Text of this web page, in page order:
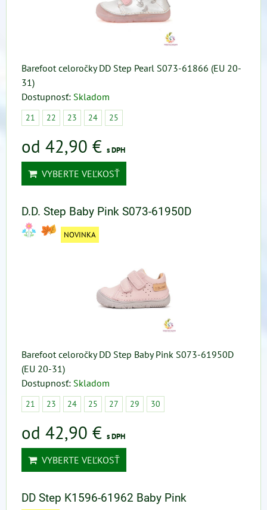
Barefoot celoročky DD Step Pearl S073-61866 (EU 20-
31)
Dostupnosť: Skladom
21 22 23 24 25
od 42,90 € s DPH
VYBERTE VEĽKOSŤ
D.D. Step Baby Pink S073-61950D
NOVINKA
Barefoot celoročky DD Step Baby Pink S073-61950D
(EU 20-31)
Dostupnosť: Skladom
21 23 24 25 27 29 30
od 42,90 € s DPH
VYBERTE VEĽKOSŤ
DD Step K1596-61962 Baby Pink